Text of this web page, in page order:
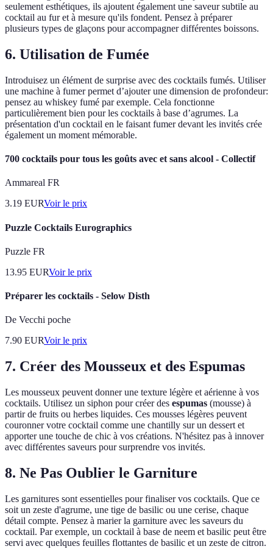
seulement esthétiques, ils ajoutent également une saveur subtile au
cocktail au fur et à mesure qu'ils fondent. Pensez à préparer
plusieurs types de glaçons pour accompagner différentes boissons.
6. Utilisation de Fumée
Introduisez un élément de surprise avec des cocktails fumés. Utiliser
une machine à fumer permet d’ajouter une dimension de profondeur:
pensez au whiskey fumé par exemple. Cela fonctionne
particulièrement bien pour les cocktails à base d’agrumes. La
présentation d'un cocktail en le faisant fumer devant les invités crée
également un moment mémorable.
700 cocktails pour tous les goûts avec et sans alcool - Collectif
Ammareal FR
3.19 EURVoir le prix
Puzzle Cocktails Eurographics
Puzzle FR
13.95 EURVoir le prix
Préparer les cocktails - Selow Disth
De Vecchi poche
7.90 EURVoir le prix
7. Créer des Mousseux et des Espumas
Les mousseux peuvent donner une texture légère et aérienne à vos
cocktails. Utilisez un siphon pour créer des espumas (mousse) à
partir de fruits ou herbes liquides. Ces mousses légères peuvent
couronner votre cocktail comme une chantilly sur un dessert et
apporter une touche de chic à vos créations. N'hésitez pas à innover
avec différentes saveurs pour surprendre vos invités.
8. Ne Pas Oublier le Garniture
Les garnitures sont essentielles pour finaliser vos cocktails. Que ce
soit un zeste d'agrume, une tige de basilic ou une cerise, chaque
détail compte. Pensez à marier la garniture avec les saveurs du
cocktail. Par exemple, un cocktail à base de neem et basilic peut être
servi avec quelques feuilles flottantes de basilic et un zeste de citron.